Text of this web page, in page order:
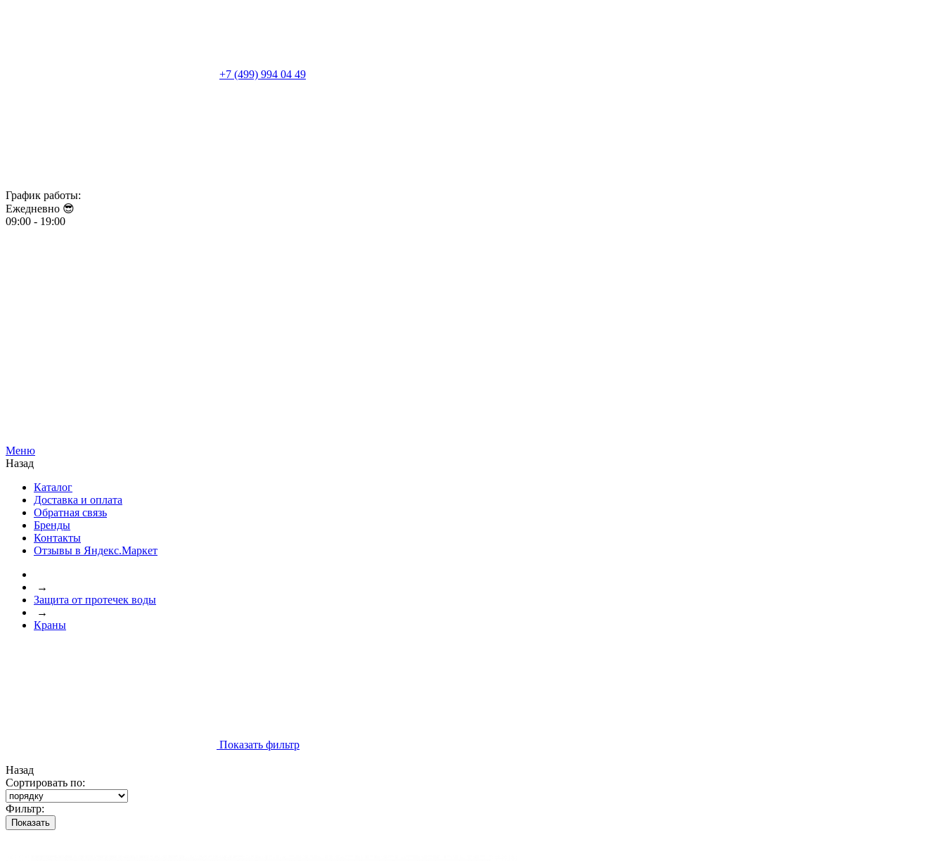
+7 (499) 994 04 49
График работы:
Ежедневно 😎​​​​​​​
09:00 - 19:00
Меню
Назад
Каталог
Доставка и оплата
Обратная связь
Бренды
Контакты
Отзывы в Яндекс.Маркет
→
Защита от протечек воды
→
Краны
Показать фильтр
Назад
Сортировать по:
Фильтр:
Показать